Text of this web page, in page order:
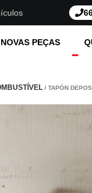
NOVAS PEÇAS
/ TAPÓN